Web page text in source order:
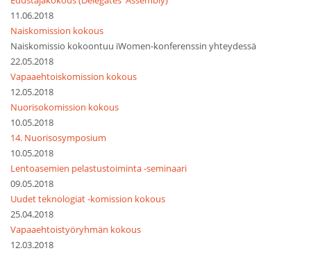
11.06.2018
Naiskomission kokous
Naiskomissio kokoontuu iWomen-konferenssin yhteydessä
22.05.2018
Vapaaehtoiskomission kokous
12.05.2018
Nuorisokomission kokous
10.05.2018
14. Nuorisosymposium
10.05.2018
Lentoasemien pelastustoiminta -seminaari
09.05.2018
Uudet teknologiat -komission kokous
25.04.2018
Vapaaehtoistyöryhmän kokous
12.03.2018